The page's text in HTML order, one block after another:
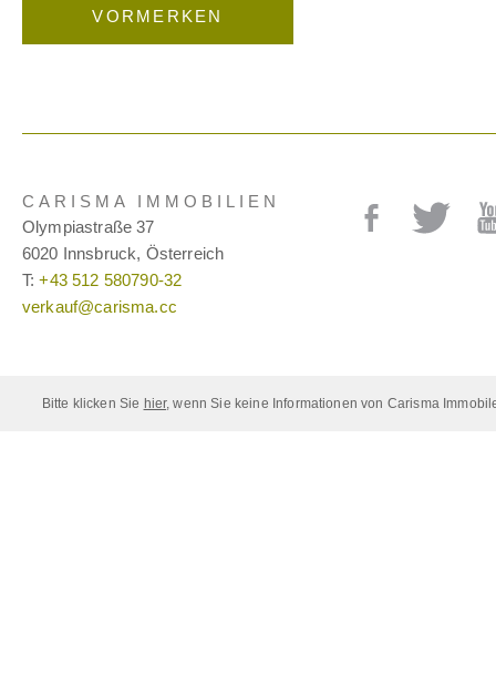
VORMERKEN
CARISMA IMMOBILIEN
Olympiastraße 37
6020 Innsbruck, Österreich
T:+43 512 580790-32
verkauf@carisma.cc
Bitte klicken Sie hier, wenn Sie keine Informationen von Carisma